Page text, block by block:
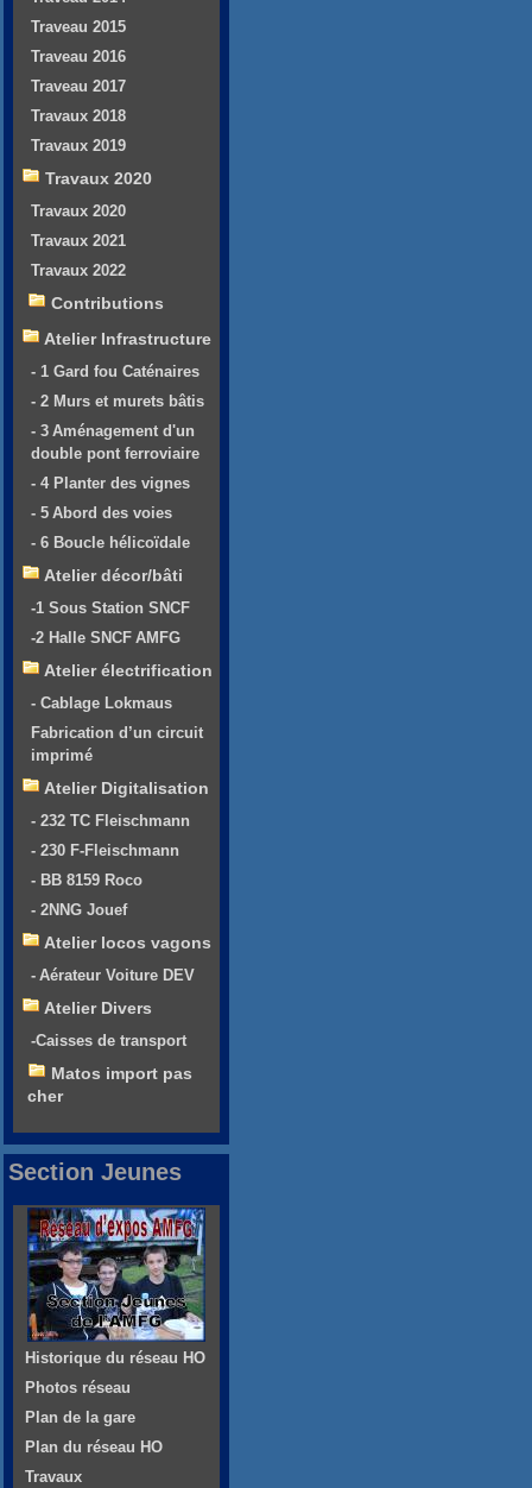
Traveau 2015
Traveau 2016
Traveau 2017
Travaux 2018
Travaux 2019
Travaux 2020
Travaux 2020
Travaux 2021
Travaux 2022
Contributions
Atelier Infrastructure
- 1 Gard fou Caténaires
- 2 Murs et murets bâtis
- 3 Aménagement d'un
double pont ferroviaire
- 4 Planter des vignes
- 5 Abord des voies
- 6 Boucle hélicoïdale
Atelier décor/bâti
-1 Sous Station SNCF
-2 Halle SNCF AMFG
Atelier électrification
- Cablage Lokmaus
Fabrication d’un circuit
imprimé
Atelier Digitalisation
- 232 TC Fleischmann
- 230 F-Fleischmann
- BB 8159 Roco
- 2NNG Jouef
Atelier locos vagons
- Aérateur Voiture DEV
Atelier Divers
-Caisses de transport
Matos import pas
cher
Section Jeunes
Historique du réseau HO
Photos réseau
Plan de la gare
Plan du réseau HO
Travaux